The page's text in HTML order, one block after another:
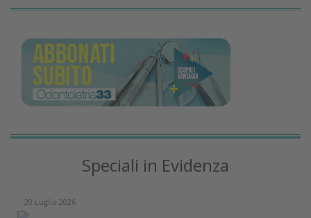
Speciali in Evidenza
20 Luglio 2026